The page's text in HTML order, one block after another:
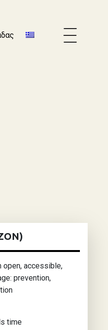
open, accessible,
prevention,
time